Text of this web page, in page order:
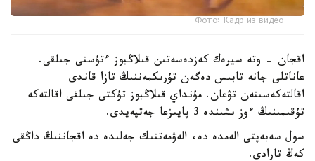
Фото: Кадр из видео
اقجان - وتە سيرەك كەزدەسەتىن قىلاڭبوز ءتۇستى جىلقى.
عاناتلى جانە تابىس دەگەن تۇرىكمەننىڭ تازا قاندى
اقالتەكەسىنەن تۋعان. مۇنداي قىلاڭبوز تۇكتى جىلقى اقالتەكە
تۇقىمىنىڭ ءوز ىشىندە 3 پايىزعا جەتپەيدى.
سول سەبەپتى الەمدە دە، الەۋمەتتىك جەلىدە دە اقجاننىڭ داڭقى
كەڭ تارادى.